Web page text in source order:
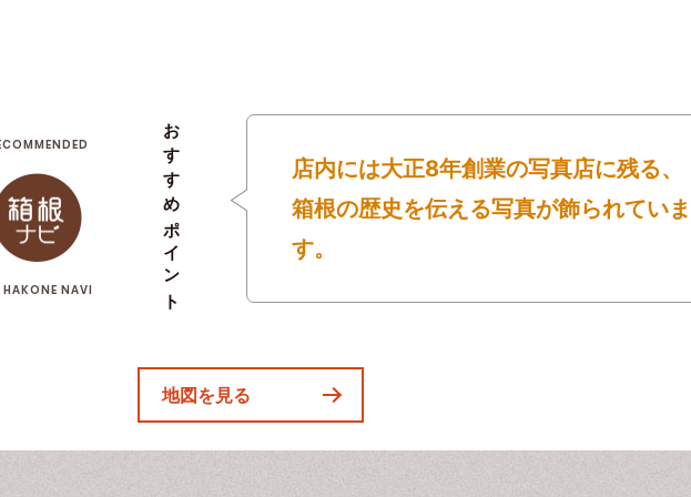
おすすめポイント
店内には大正8年創業の写真店に残る、
箱根の歴史を伝える写真が飾られていま
す。
HAKONE NAVI
地図を見る